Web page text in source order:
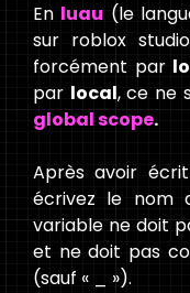
En luau (le
sur roblox
forcément par
par local, ce ne
global scope.
Après avoir écrit
écrivez le nom
variable ne doit
et ne doit pas
(sauf « _ »).